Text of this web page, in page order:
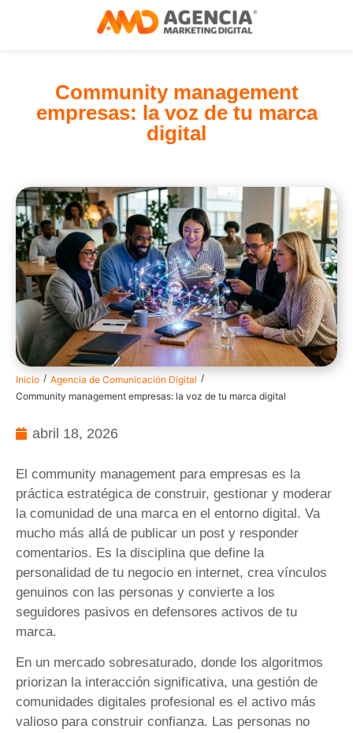
Community management
empresas: la voz de tu marca
digital
Inicio / Agencia de Comunicación Digital /
Community management empresas: la voz de tu marca digital
abril 18, 2026
El community management para empresas es la
práctica estratégica de construir, gestionar y moderar
la comunidad de una marca en el entorno digital. Va
mucho más allá de publicar un post y responder
comentarios. Es la disciplina que define la
personalidad de tu negocio en internet, crea vínculos
genuinos con las personas y convierte a los
seguidores pasivos en defensores activos de tu
marca.
En un mercado sobresaturado, donde los algoritmos
priorizan la interacción significativa, una gestión de
comunidades digitales profesional es el activo más
valioso para construir confianza. Las personas no